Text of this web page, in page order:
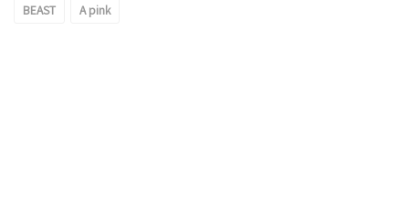
BEAST A pink